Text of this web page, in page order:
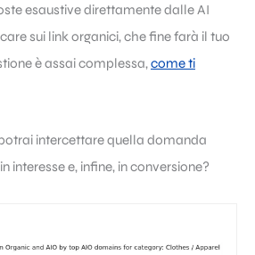
esaustive direttamente dalle AI
sui link organici, che fine farà il tuo
è assai complessa, come ti
intercettare quella domanda
interesse e, infine, in conversione?